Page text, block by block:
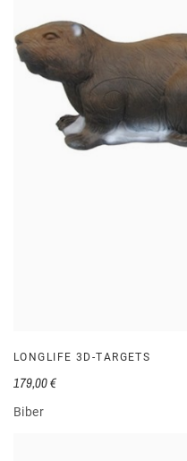
LONGLIFE 3D-TARGETS
Biber
179,00 €